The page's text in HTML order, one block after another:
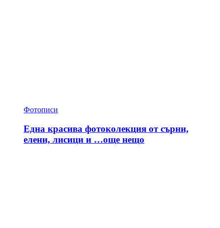
Фотописи
Една красива фотоколекция от сърни,
елени, лисици и …още нещо